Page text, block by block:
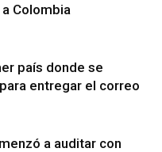
Colombia
país donde se
entregar el correo
a auditar con